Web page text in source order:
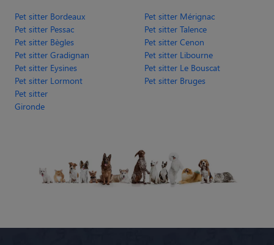
Pet sitter Bordeaux
Pet sitter Mérignac
Pet sitter Pessac
Pet sitter Talence
Pet sitter Bègles
Pet sitter Cenon
Pet sitter Gradignan
Pet sitter Libourne
Pet sitter Eysines
Pet sitter Le Bouscat
Pet sitter Lormont
Pet sitter Bruges
Pet sitter
Gironde